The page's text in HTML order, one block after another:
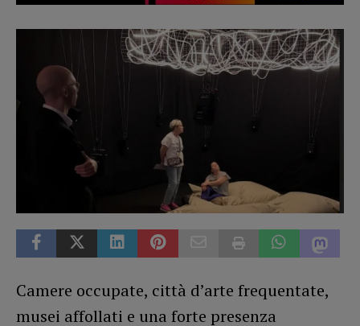
Camere occupate, città d’arte frequentate,
musei affollati e una forte presenza